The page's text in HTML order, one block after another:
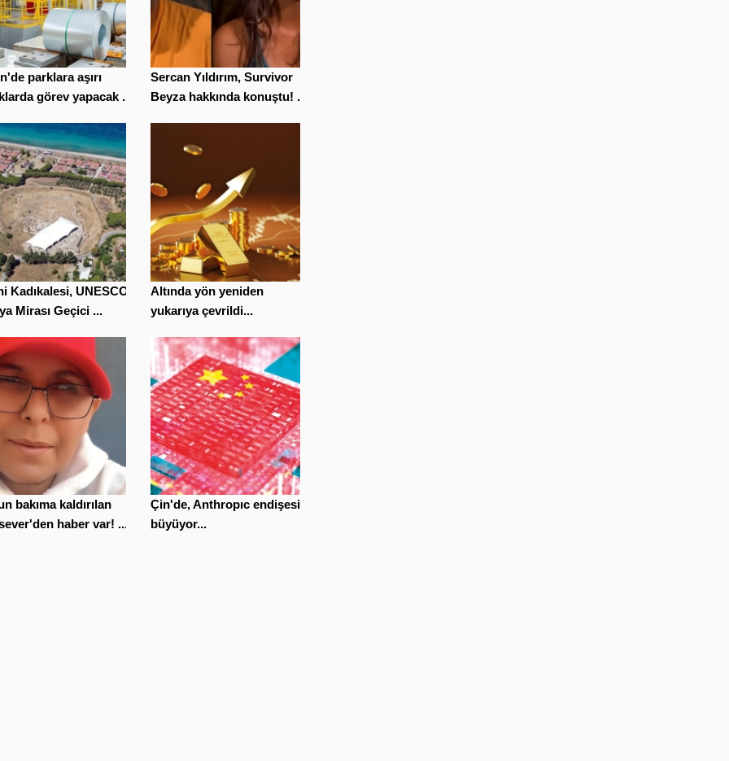
parklara aşırı
görev yapacak ...
Sercan Yıldırım, Survivor
Beyza hakkında konuştu! ...
Kadıkalesi, UNESCO
Mirası Geçici ...
Altında yön yeniden
yukarıya çevrildi...
bakıma kaldırılan
haber var! ...
Çin'de, Anthropıc endişesi
büyüyor...